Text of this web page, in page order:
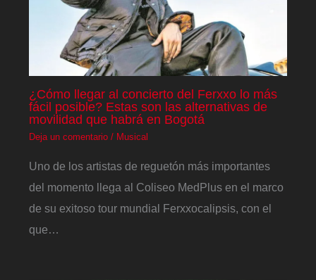
¿Cómo llegar al concierto del Ferxxo lo más
fácil posible? Estas son las alternativas de
movilidad que habrá en Bogotá
Deja un comentario / Musical
Uno de los artistas de reguetón más importantes
del momento llega al Coliseo MedPlus en el marco
de su exitoso tour mundial Ferxxocalipsis, con el
que…